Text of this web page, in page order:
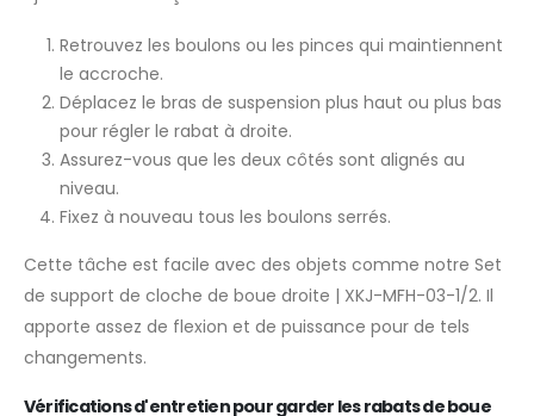
Retrouvez les boulons ou les pinces qui maintiennent
le accroche.
Déplacez le bras de suspension plus haut ou plus bas
pour régler le rabat à droite.
Assurez-vous que les deux côtés sont alignés au
niveau.
Fixez à nouveau tous les boulons serrés.
Cette tâche est facile avec des objets comme notre Set
de support de cloche de boue droite | XKJ-MFH-03-1/2. Il
apporte assez de flexion et de puissance pour de tels
changements.
Vérifications d'entretien pour garder les rabats de boue